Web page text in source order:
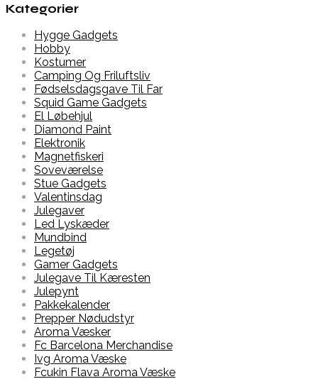
Kategorier
Hygge Gadgets
Hobby
Kostumer
Camping Og Friluftsliv
Fødselsdagsgave Til Far
Squid Game Gadgets
El Løbehjul
Diamond Paint
Elektronik
Magnetfiskeri
Soveværelse
Stue Gadgets
Valentinsdag
Julegaver
Led Lyskæder
Mundbind
Legetøj
Gamer Gadgets
Julegave Til Kæresten
Julepynt
Pakkekalender
Prepper Nødudstyr
Aroma Væsker
Fc Barcelona Merchandise
Ivg Aroma Væske
Fcukin Flava Aroma Væske